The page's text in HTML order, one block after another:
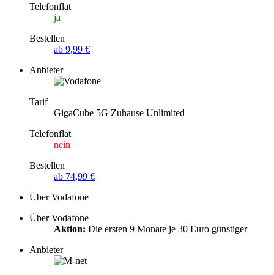
Telefonflat
ja
Bestellen
ab 9,99 €
Anbieter
Tarif
GigaCube 5G Zuhause Unlimited
Telefonflat
nein
Bestellen
ab 74,99 €
Über Vodafone
Über Vodafone
Aktion: Die ersten 9 Monate je 30 Euro günstiger
Anbieter